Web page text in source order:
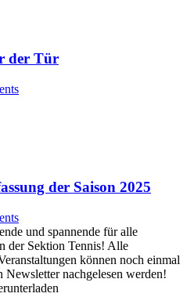
der Tür
der Saison 2025
und spannende für alle
der Sektion Tennis! Alle
können noch einmal
nachgelesen werden!